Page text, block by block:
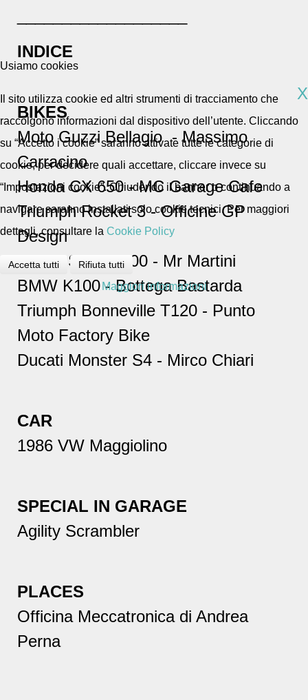
INDICE
BIKES
Moto Guzzi Bellagio - Massimo
Carracino
Honda CX 650 - MC Garage Cafe
Triumph Rocket 3 - Officine GP
Design
Ducati Sport 1000 - Mr Martini
BMW K100 - Bottega Bastarda
Triumph Bonneville T120 - Punto
Moto Factory Bike
Ducati Monster S4 - Mirco Chiari
CAR
1986 VW Maggiolino
SPECIAL IN GARAGE
Agility Scrambler
PLACES
Officina Meccatronica di Andrea
Perna
Usiamo cookies
X
Il sito utilizza cookie ed altri strumenti di tracciamento che
raccolgono informazioni dal dispositivo dell’utente. Cliccando
su “Accetto i cookie” saranno attivate tutte le categorie di
cookie, per decidere quali accettare, cliccare invece su
“Impostazioni cookie”. Chiudendo il banner o continuando a
navigare saranno installati solo cookie tecnici. Per maggiori
dettagli, consultare la Cookie Policy
Accetta tutti Rifiuta tutti
Maggiori informazioni